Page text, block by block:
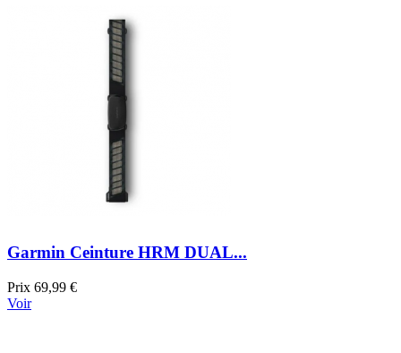
Garmin Ceinture HRM DUAL...
Prix 69,99 €
Voir